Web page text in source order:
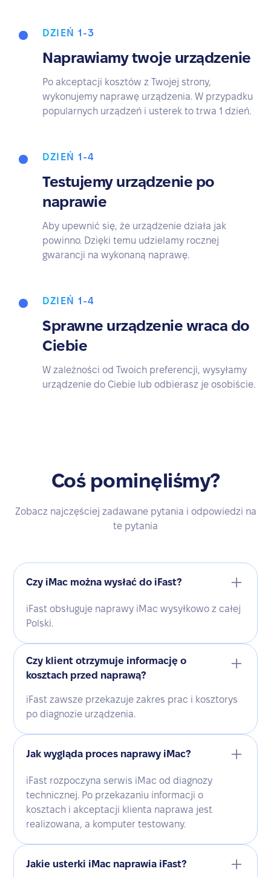
DZIEŃ 1-3
Naprawiamy twoje urządzenie
Po akceptacji kosztów z Twojej strony,
wykonujemy naprawę urządzenia. W przypadku
popularnych urządzeń i usterek to trwa 1 dzień.
DZIEŃ 1-4
Testujemy urządzenie po
naprawie
Aby upewnić się, że urządzenie działa jak
powinno. Dzięki temu udzielamy rocznej
gwarancji na wykonaną naprawę.
DZIEŃ 1-4
Sprawne urządzenie wraca do
Ciebie
W zależności od Twoich preferencji, wysyłamy
urządzenie do Ciebie lub odbierasz je osobiście.
Coś pominęliśmy?
Zobacz najczęściej zadawane pytania i odpowiedzi na
te pytania
Czy iMac można wysłać do iFast?
iFast obsługuje naprawy iMac wysyłkowo z całej
Polski.
Czy klient otrzymuje informację o
kosztach przed naprawą?
iFast zawsze przekazuje zakres prac i kosztorys
po diagnozie urządzenia.
Jak wygląda proces naprawy iMac?
iFast rozpoczyna serwis iMac od diagnozy
technicznej. Po przekazaniu informacji o
kosztach i akceptacji klienta naprawa jest
realizowana, a komputer testowany.
Jakie usterki iMac naprawia iFast?